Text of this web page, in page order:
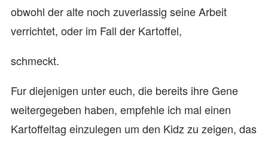
obwohl der alte noch zuverlassig seine Arbeit
verrichtet, oder im Fall der Kartoffel,
schmeckt.
Fur diejenigen unter euch, die bereits ihre Gene
weitergegeben haben, empfehle ich mal einen
Kartoffeltag einzulegen um den Kidz zu zeigen, das